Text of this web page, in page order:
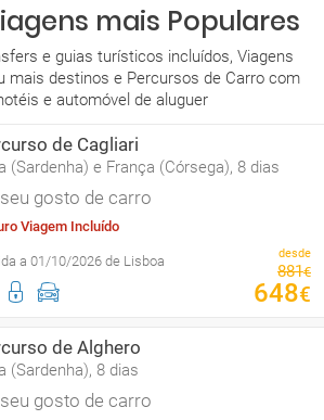
mais Populares
e guias turísticos incluídos, Viagens
mais destinos e Percursos de Carro com
e automóvel de aluguer
de Cagliari
(Sardenha) e França (Córsega), 8 dias
gosto de carro
Viagem Incluído
a 01/10/2026 de Lisboa desde
881€
648€
de Alghero
(Sardenha), 8 dias
gosto de carro